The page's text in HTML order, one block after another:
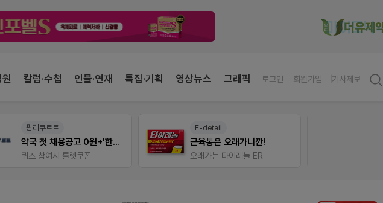
원 칼럼·수첩 인물·연재 특집·기획 영상뉴스 그래픽 로그인 회원가입 기사제보
팜리쿠르트
약국 첫 채용공고 0원+'한번 더' 무료 연장
퀴즈 참여시 룰렛쿠폰
E-detail
근육통은 오래가니깐!
오래가는 타이레놀 ER